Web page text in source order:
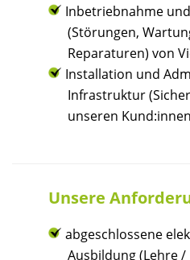
Inbetriebnahme
(Störungen,
Reparaturen) von
Installation und
Infrastruktur
unseren Kund:innen
Unsere
abgeschlossene
Ausbildung (Lehre /